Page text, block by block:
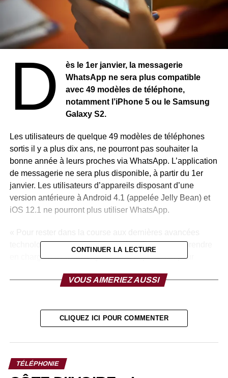
D
ès le 1er janvier, la messagerie
WhatsApp ne sera plus compatible
avec 49 modèles de téléphone,
notamment l’iPhone 5 ou le Samsung
Galaxy S2.
Les utilisateurs de quelque 49 modèles de téléphones
sortis il y a plus dix ans, ne pourront pas souhaiter la
bonne année à leurs proches via WhatsApp. L’application
de messagerie ne sera plus disponible, à partir du 1er
janvier. Les utilisateurs d’appareils disposant d’une
version antérieure à Android 4.1 (appelée Jelly Bean) et
iOS 12.1 ne pourront plus utiliser WhatsApp.
technologiques, nous cessons régulièrement de prendre
en charge les anciens systèmes d’exploitation pour
systèmes les plus récents », indique WhatsAppsur sa
Parmi les téléphones concernés, on retrouve notamment
les iPhone 5 et 5c sortis en 2012 et 2013, les Samsung
Galaxy S2 et S3 mini, ou encore le HTC Desire 500.
Cependant, la plupart des utilisateurs fonctionnent déjà
sous Android 4.1. Seuls 0,2% des smartphones
CONTINUER LA LECTURE
VOUS AIMERIEZ AUSSI
CLIQUEZ ICI POUR COMMENTER
TÉLÉPHONIE